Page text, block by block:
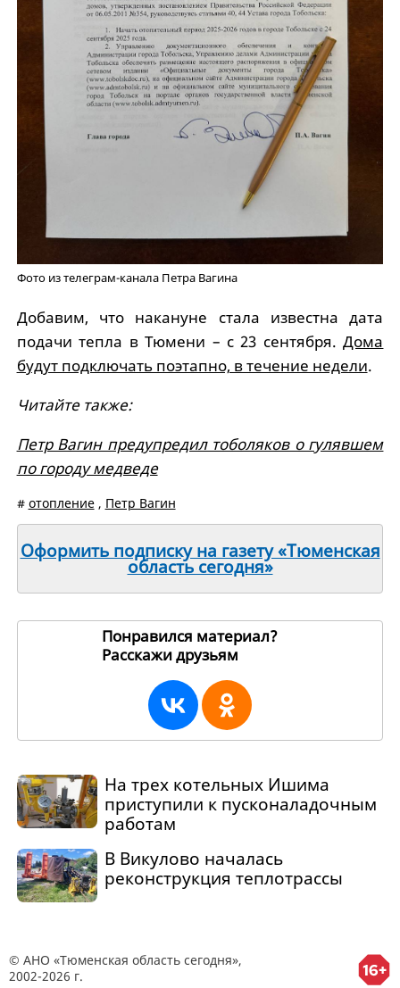
Фото из телеграм-канала Петра Вагина
Добавим, что накануне стала известна дата
подачи тепла в Тюмени – с 23 сентября.Дома
будут подключать поэтапно, в течение недели.
Читайте также:
Петр Вагин предупредил тоболяков о гулявшем
по городу медведе
# отопление, Петр Вагин
Оформить подписку на газету «Тюменская
область сегодня»
Понравился материал?
Расскажи друзьям
На трех котельных Ишима
приступили к пусконаладочным
работам
В Викулово началась
реконструкция теплотрассы
© АНО «Тюменская область сегодня»,
2002-2026 г.